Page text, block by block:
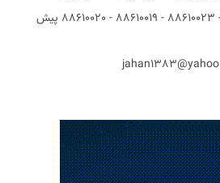
تلفن تماس: 88610021- 88610023 - 88610019 - 88610020 پیش